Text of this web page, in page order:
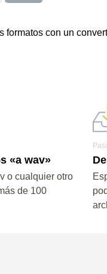
formatos con un
«a wav»
o cualquier otro
de 100